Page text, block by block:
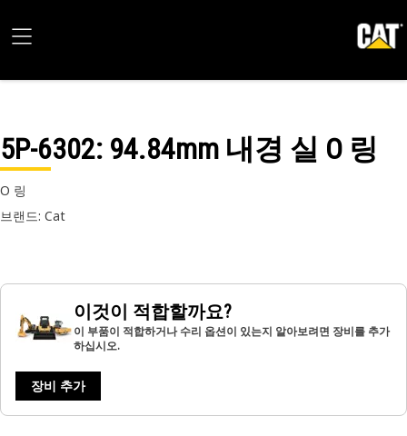
5P-6302: 94.84mm 내경 실 O 링
O 링
브랜드: Cat
이것이 적합할까요?
이 부품이 적합하거나 수리 옵션이 있는지 알아보려면 장비를 추가
하십시오.
장비 추가